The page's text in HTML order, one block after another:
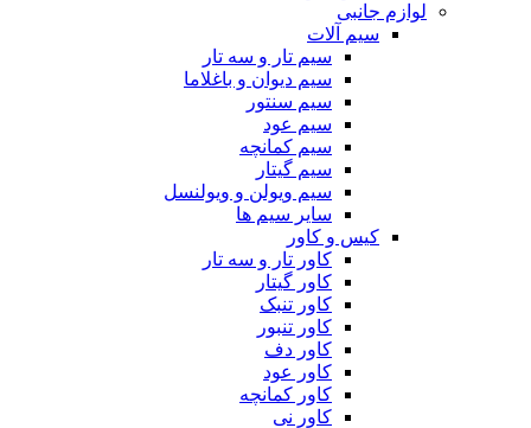
لوازم جانبی
سیم آلات
سیم تار و سه تار
سیم دیوان و باغلاما
سیم سنتور
سیم عود
سیم کمانچه
سیم گیتار
سیم ویولن و ویولنسل
سایر سیم ها
کیس و کاور
کاور تار و سه تار
کاور گیتار
کاور تنبک
کاور تنبور
کاور دف
کاور عود
کاور کمانچه
کاور نی